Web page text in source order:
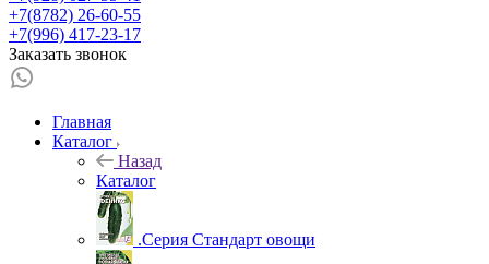
+7(8782) 26-60-55
+7(996) 417-23-17
Заказать звонок
Главная
Каталог
Назад
Каталог
.Серия Стандарт овощи